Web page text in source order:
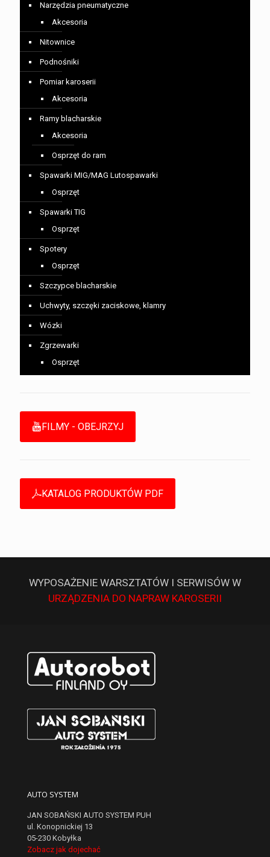
Narzędzia pneumatyczne
Akcesoria
Nitownice
Podnośniki
Pomiar karoserii
Akcesoria
Ramy blacharskie
Akcesoria
Osprzęt do ram
Spawarki MIG/MAG Lutospawarki
Osprzęt
Spawarki TIG
Osprzęt
Spotery
Osprzęt
Szczypce blacharskie
Uchwyty, szczęki zaciskowe, klamry
Wózki
Zgrzewarki
Osprzęt
FILMY - OBEJRZYJ
KATALOG PRODUKTÓW PDF
WYPOSAŻENIE WARSZTATÓW I SERWISÓW W
URZĄDZENIA DO NAPRAW KAROSERII
AUTO SYSTEM
JAN SOBAŃSKI AUTO SYSTEM PUH
ul. Konopnickiej 13
05-230 Kobyłka
Zobacz jak dojechać